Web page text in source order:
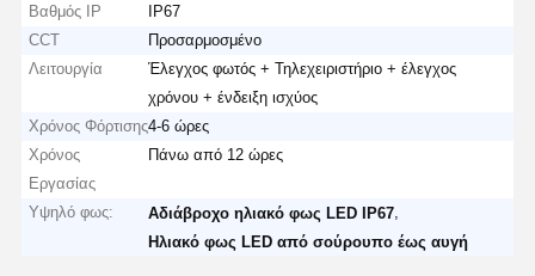
Βαθμός IP
IP67
CCT
Προσαρμοσμένο
Λειτουργία
Έλεγχος φωτός + Τηλεχειριστήριο + έλεγχος
χρόνου + ένδειξη ισχύος
Χρόνος Φόρτισης4-6 ώρες
Χρόνος
Εργασίας
Πάνω από 12 ώρες
Υψηλό φως: Αδιάβροχο ηλιακό φως LED IP67
Ηλιακό φως LED από σούρουπο έως αυγή